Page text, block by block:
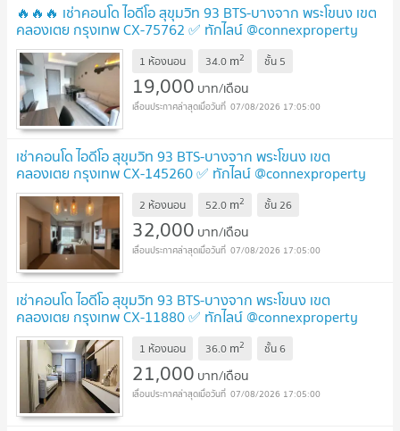
🔥🔥🔥 เช่าคอนโด ไอดีโอ สุขุมวิท 93 BTS-บางจาก พระโขนง เขต
คลองเตย กรุงเทพ CX-75762 ✅ ทักไลน์ @connexproperty
ตอบทันที ทีมงานมืออาชีพ ✅ 🔥🔥🔥
1 ห้องนอน 34.0 m2 ชั้น 5
19,000 บาท/เดือน
07/08/2026 17:05:00
เช่าคอนโด ไอดีโอ สุขุมวิท 93 BTS-บางจาก พระโขนง เขต
คลองเตย กรุงเทพ CX-145260 ✅ ทักไลน์ @connexproperty
ตอบทันที ทีมงานมืออาชีพ ✅
2 ห้องนอน 52.0 m2 ชั้น26
32,000 บาท/เดือน
07/08/2026 17:05:00
เช่าคอนโด ไอดีโอ สุขุมวิท 93 BTS-บางจาก พระโขนง เขต
คลองเตย กรุงเทพ CX-11880 ✅ ทักไลน์ @connexproperty
ตอบทันที ทีมงานมืออาชีพ ✅
1 ห้องนอน 36.0 m2 ชั้น6
21,000 บาท/เดือน
07/08/2026 17:05:00